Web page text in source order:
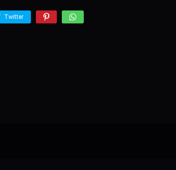
Twitter